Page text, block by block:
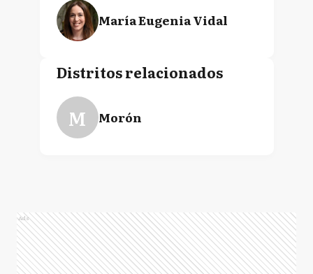
María Eugenia Vidal
Distritos relacionados
M Morón
Ads